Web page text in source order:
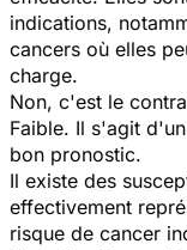
indications,
cancers où elles
charge.
Non, c'est le
Faible. Il s'agit
bon pronostic.
Il existe des
effectivement
risque de cancer